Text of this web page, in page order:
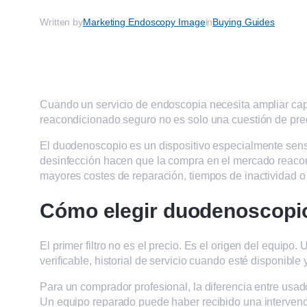
Written byMarketing Endoscopy ImageinBuying Guides
Cuando un servicio de endoscopia necesita ampliar
reacondicionado seguro no es solo una cuestión de
El duodenoscopio es un dispositivo especialmente
desinfección hacen que la compra en el mercado
mayores costes de reparación, tiempos de inactividad
Cómo elegir
El primer filtro no es el precio. Es el origen del
verificable, historial de servicio cuando esté
Para un comprador profesional, la diferencia entre
Un equipo reparado puede haber recibido una